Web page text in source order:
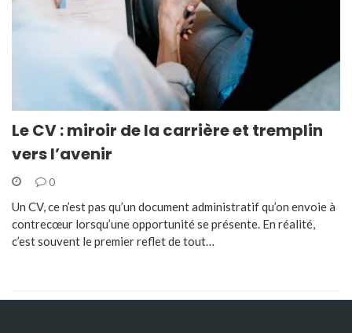
Le CV : miroir de la carrière et tremplin
vers l’avenir
0
Un CV, ce n’est pas qu’un document administratif qu’on envoie à
contrecœur lorsqu’une opportunité se présente. En réalité,
c’est souvent le premier reflet de tout…